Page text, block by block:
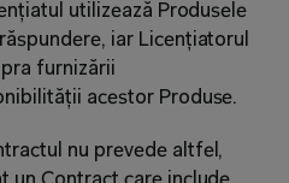
utilizează Produsele
iar Licențiatorul
furnizării
acestor Produse.
nu prevede altfel,